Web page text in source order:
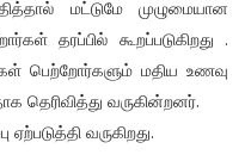
மட்டுமே முழுமையான
தரப்பில் கூறப்படுகிறது .
பெற்றோர்களும் மதிய உணவு
தெரிவித்து வருகின்றனர்.
வருகிறது.